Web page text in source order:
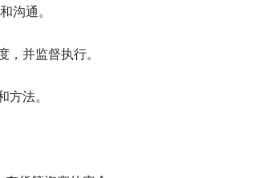
沟通。
并监督执行。
法。